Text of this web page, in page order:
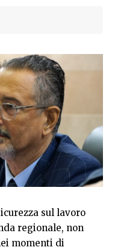
sul lavoro
regionale, non
momenti di